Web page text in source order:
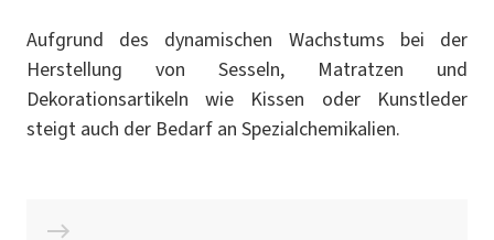
Aufgrund des dynamischen Wachstums bei der
Herstellung von Sesseln, Matratzen und
Dekorationsartikeln wie Kissen oder Kunstleder
steigt auch der Bedarf an Spezialchemikalien.